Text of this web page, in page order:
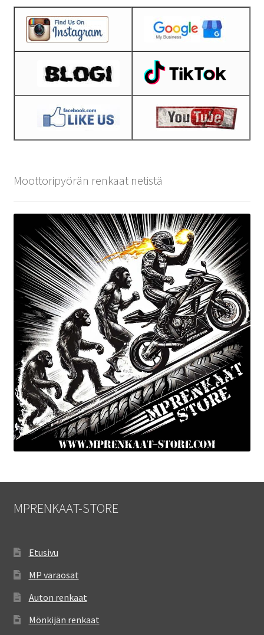
Moottoripyörän renkaat netistä
MPRENKAAT-STORE
Etusivu
MP varaosat
Auton renkaat
Mönkijän renkaat